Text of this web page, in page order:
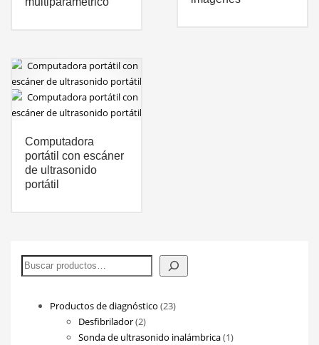
Computadora
portátil con escáner
de ultrasonido
portátil
Buscar
Productos de diagnóstico 2323
Desfibrilador 22
productos
Sonda de ultrasonido inalámbrica 11